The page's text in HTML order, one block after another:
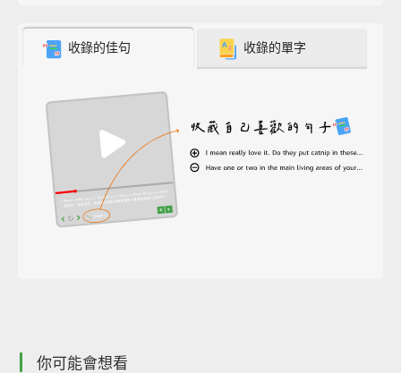
收錄的佳句 收錄的單字
你可能會想看